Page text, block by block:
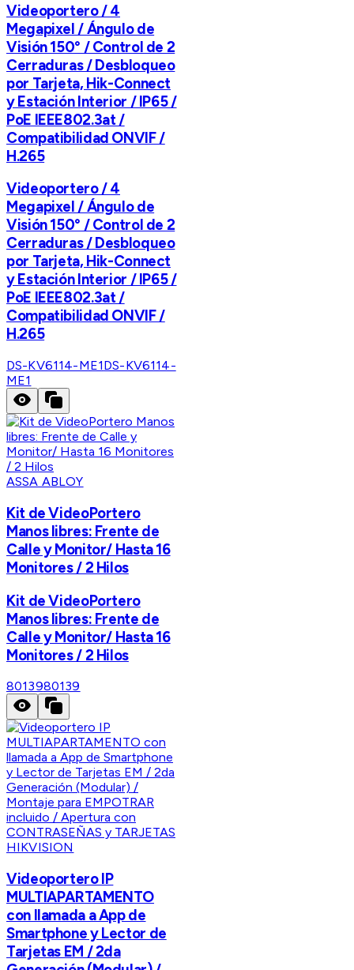
Videoportero / 4
Megapixel / Ángulo de
Visión 150° / Control de 2
Cerraduras / Desbloqueo
por Tarjeta, Hik-Connect
y Estación Interior / IP65 /
PoE IEEE802.3at /
Compatibilidad ONVIF /
H.265
Videoportero / 4
Megapixel / Ángulo de
Visión 150° / Control de 2
Cerraduras / Desbloqueo
por Tarjeta, Hik-Connect
y Estación Interior / IP65 /
PoE IEEE802.3at /
Compatibilidad ONVIF /
H.265
DS-KV6114-ME1DS-KV6114-
ME1
ASSA ABLOY
Kit de VideoPortero
Manos libres: Frente de
Calle y Monitor/ Hasta 16
Monitores / 2 Hilos
Kit de VideoPortero
Manos libres: Frente de
Calle y Monitor/ Hasta 16
Monitores / 2 Hilos
8013980139
HIKVISION
Videoportero IP
MULTIAPARTAMENTO
con llamada a App de
Smartphone y Lector de
Tarjetas EM / 2da